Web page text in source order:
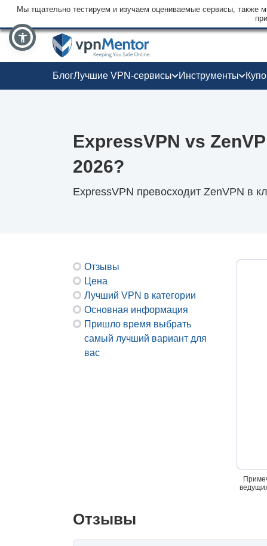
Мы тщательно тестируем и изучаем оцениваемые сервисы, также
БлогЛучшие VPN-сервисы Инструменты
ExpressVPN vs
2026?
ExpressVPN превосходит ZenVPN в
Отзывы
Цена
Лучший VPN в категории
Основная информация
Пришло время выбрать
самый лучший вариант для
вас
Отзывы